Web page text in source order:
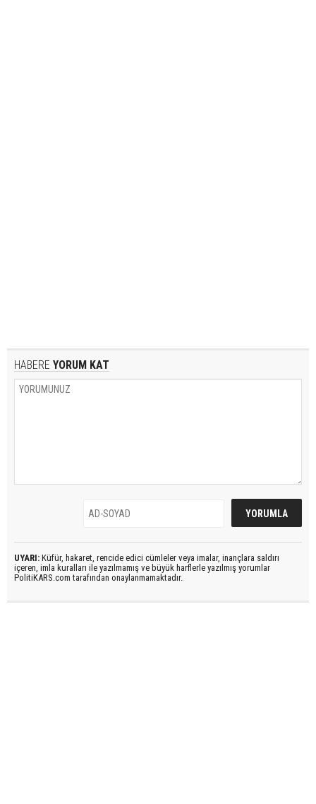
HABERE YORUM KAT
UYARI: Küfür, hakaret, rencide edici cümleler veya imalar, inançlara saldırı
içeren, imla kuralları ile yazılmamış ve büyük harflerle yazılmış yorumlar
PolitiKARS.com tarafından onaylanmamaktadır.